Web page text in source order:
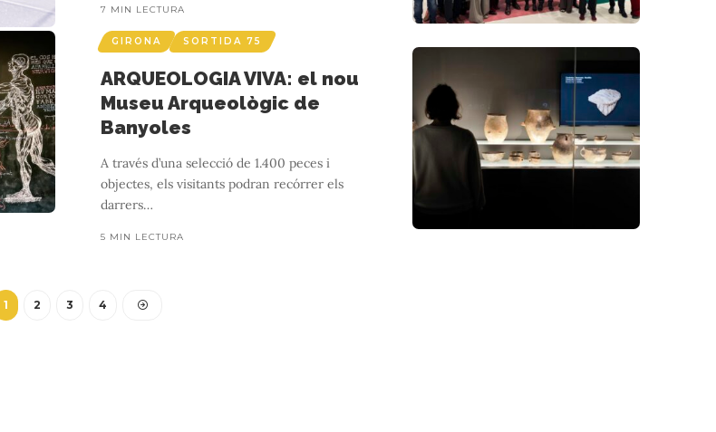
DʼAVENTURA NATURLAND
7 MIN LECTURA
GIRONA SORTIDA 75
ARQUEOLOGIA VIVA: el nou
Museu Arqueològic de
Banyoles
A través d’una selecció de 1.400 peces i
objectes, els visitants podran recórrer els
darrers…
5 MIN LECTURA
1 2 3 4